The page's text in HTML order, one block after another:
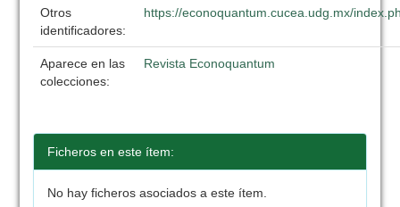
Otros
identificadores:
https://econoquantum.cucea.udg.mx/
Aparece en las
colecciones:
Revista Econoquantum
Ficheros en este ítem:
No hay ficheros asociados a este ítem.